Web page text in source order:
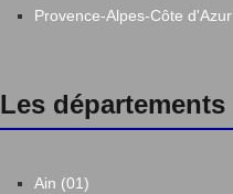
Provence-Alpes-Côte d'Azur
Les départements
Ain (01)